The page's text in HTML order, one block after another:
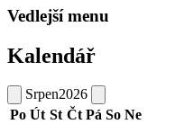
Vedlejší menu
Kalendář
Srpen2026
Po Út St Čt Pá So Ne